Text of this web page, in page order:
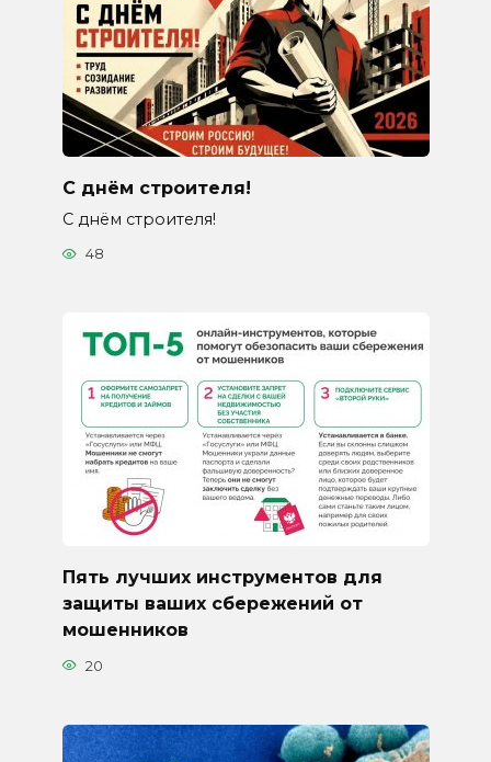
С днём строителя!
С днём строителя!
48
Пять лучших инструментов для
защиты ваших сбережений от
мошенников
20